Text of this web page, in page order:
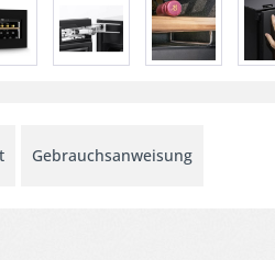
Gebrauchsanweisung